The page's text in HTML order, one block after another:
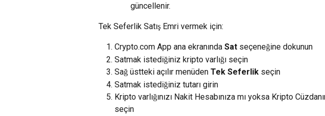
güncellenir.
Tek Seferlik Satış Emri vermek için:
Crypto.com App ana ekranında Sat seçeneğine dokunun
Satmak istediğiniz kripto varlığı seçin
Sağ üstteki açılır menüden Tek Seferlik seçin
Satmak istediğiniz tutarı girin
Kripto varlığınızı Nakit Hesabınıza mı yoksa Kripto
seçin